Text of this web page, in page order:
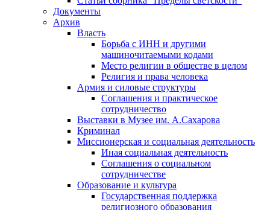
Документы
Архив
Власть
Борьба с ИНН и другими
машиночитаемыми кодами
Место религии в обществе в целом
Религия и права человека
Армия и силовые структуры
Соглашения и практическое
сотрудничество
Выставки в Музее им. А.Сахарова
Криминал
Миссионерская и социальная деятельность
Иная социальная деятельность
Соглашения о социальном
сотрудничестве
Образование и культура
Государственная поддержка
религиозного образования